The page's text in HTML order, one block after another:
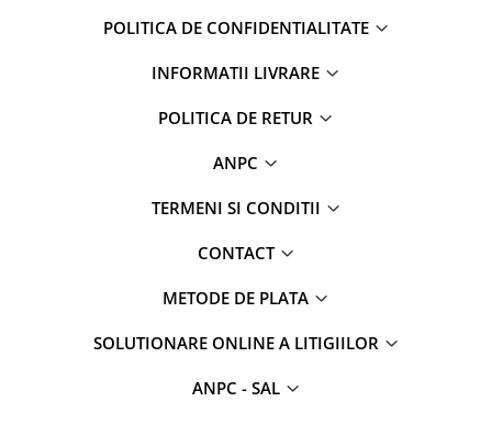
POLITICA DE CONFIDENTIALITATE
INFORMATII LIVRARE
POLITICA DE RETUR
ANPC
TERMENI SI CONDITII
CONTACT
METODE DE PLATA
SOLUTIONARE ONLINE A LITIGIILOR
ANPC - SAL